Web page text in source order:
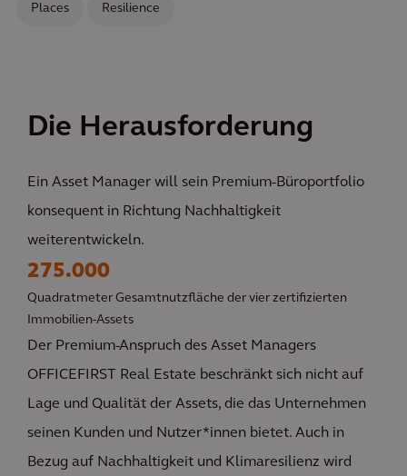
Places Resilience
Die Herausforderung
Ein Asset Manager will sein Premium-Büroportfolio
konsequent in Richtung Nachhaltigkeit
weiterentwickeln.
275.000
Quadratmeter Gesamtnutzfläche der vier zertifizierten
Immobilien-Assets
Der Premium-Anspruch des Asset Managers
OFFICEFIRST Real Estate beschränkt sich nicht auf
Lage und Qualität der Assets, die das Unternehmen
seinen Kunden und Nutzer*innen bietet. Auch in
Bezug auf Nachhaltigkeit und Klimaresilienz wird